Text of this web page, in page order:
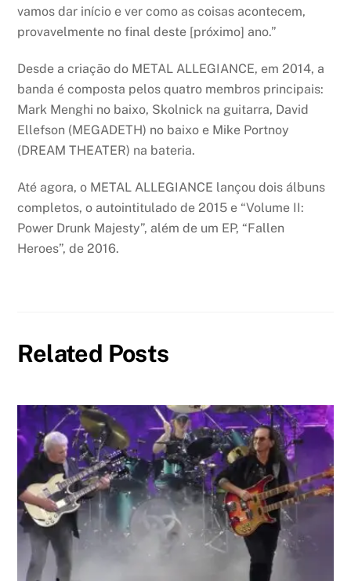
vamos dar início e ver como as coisas acontecem,
provavelmente no final deste [próximo] ano.”
Desde a criação do METAL ALLEGIANCE, em 2014, a
banda é composta pelos quatro membros principais:
Mark Menghi no baixo, Skolnick na guitarra, David
Ellefson (MEGADETH) no baixo e Mike Portnoy
(DREAM THEATER) na bateria.
Até agora, o METAL ALLEGIANCE lançou dois álbuns
completos, o autointitulado de 2015 e “Volume II:
Power Drunk Majesty”, além de um EP, “Fallen
Heroes”, de 2016.
Related Posts